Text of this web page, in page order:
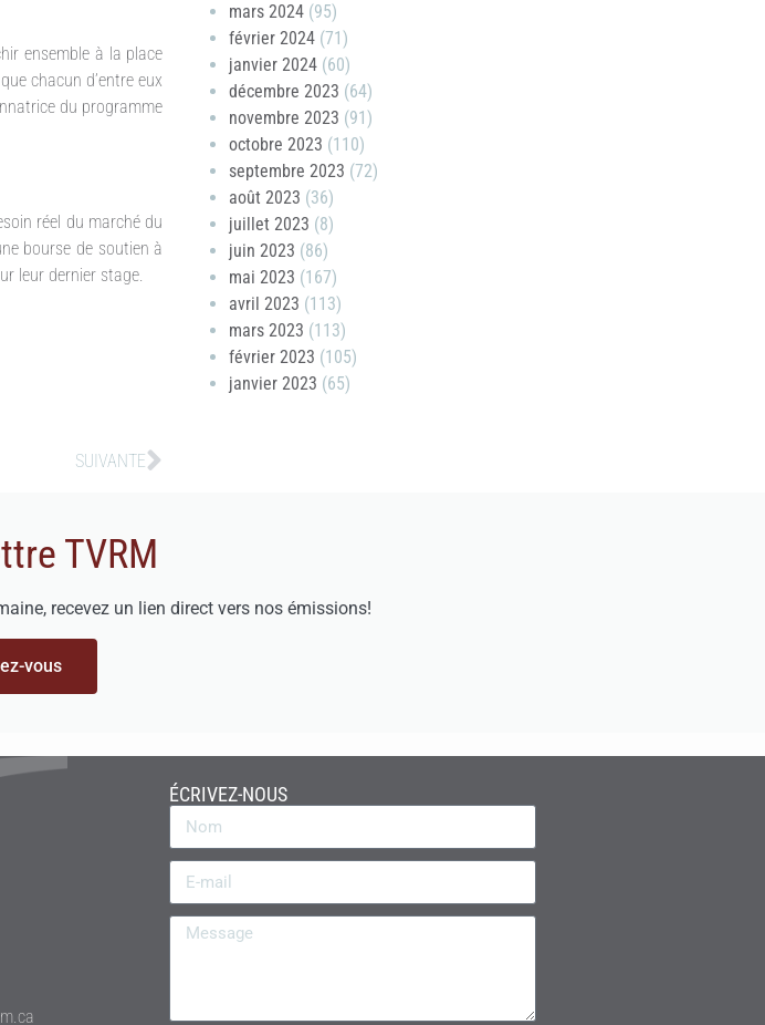
ensemble à la place
chacun d’entre eux
du programme
réel du marché du
bourse de soutien à
leur dernier stage.
SUIVANTE
mars 2024 (95)
février 2024 (71)
janvier 2024 (60)
décembre 2023 (64)
novembre 2023 (91)
octobre 2023 (110)
septembre 2023 (72)
août 2023 (36)
juillet 2023 (8)
juin 2023 (86)
mai 2023 (167)
avril 2023 (113)
mars 2023 (113)
février 2023 (105)
janvier 2023 (65)
TVRM
recevez un lien direct vers nos émissions!
vous
ÉCRIVEZ-NOUS